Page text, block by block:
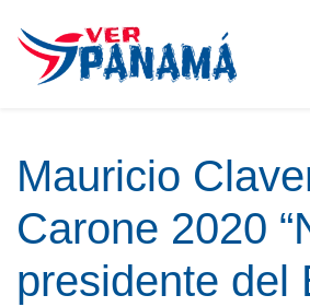
contenido
Mauricio
Carone 2020
presidente del